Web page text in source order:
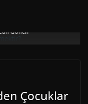
Çocuklar